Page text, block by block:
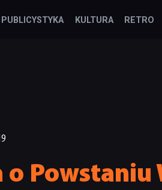
PUBLICYSTYKA KULTURA RETRO
o Powstaniu